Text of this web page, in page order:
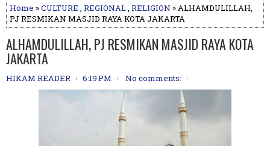
Home »CULTURE , REGIONAL, RELIGION » ALHAMDULILLAH,
PJ RESMIKAN MASJID RAYA KOTA JAKARTA
ALHAMDULILLAH, PJ RESMIKAN MASJID RAYA KOTA
JAKARTA
HIKAM READER 6:19 PM No comments: